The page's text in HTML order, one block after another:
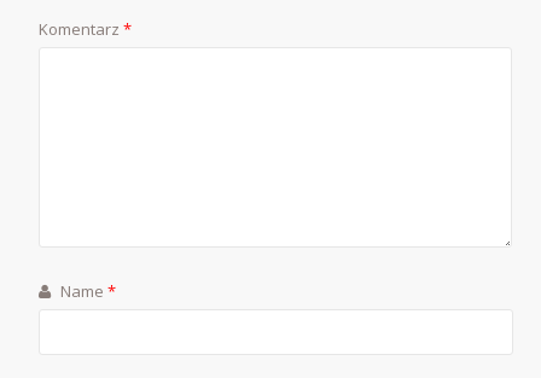
Komentarz*
Name*